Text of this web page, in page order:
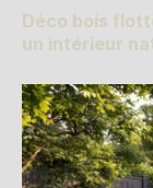
Déco bois
un intérieur